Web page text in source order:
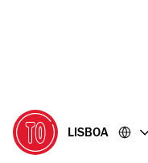
LISBOA